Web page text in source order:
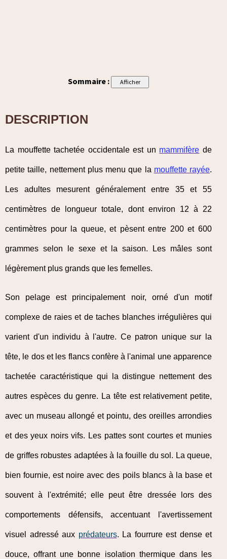
Sommaire :
DESCRIPTION
La mouffette tachetée occidentale est un mammifère de
petite taille, nettement plus menu que la mouffette rayée.
Les adultes mesurent généralement entre 35 et 55
centimètres de longueur totale, dont environ 12 à 22
centimètres pour la queue, et pèsent entre 200 et 600
grammes selon le sexe et la saison. Les mâles sont
légèrement plus grands que les femelles.
Son pelage est principalement noir, orné d'un motif
complexe de raies et de taches blanches irrégulières qui
varient d'un individu à l'autre. Ce patron unique sur la
tête, le dos et les flancs confère à l'animal une apparence
tachetée caractéristique qui la distingue nettement des
autres espèces du genre. La tête est relativement petite,
avec un museau allongé et pointu, des oreilles arrondies
et des yeux noirs vifs. Les pattes sont courtes et munies
de griffes robustes adaptées à la fouille du sol. La queue,
bien fournie, est noire avec des poils blancs à la base et
souvent à l'extrémité; elle peut être dressée lors des
comportements défensifs, accentuant l'avertissement
visuel adressé aux prédateurs. La fourrure est dense et
douce, offrant une bonne isolation thermique dans les